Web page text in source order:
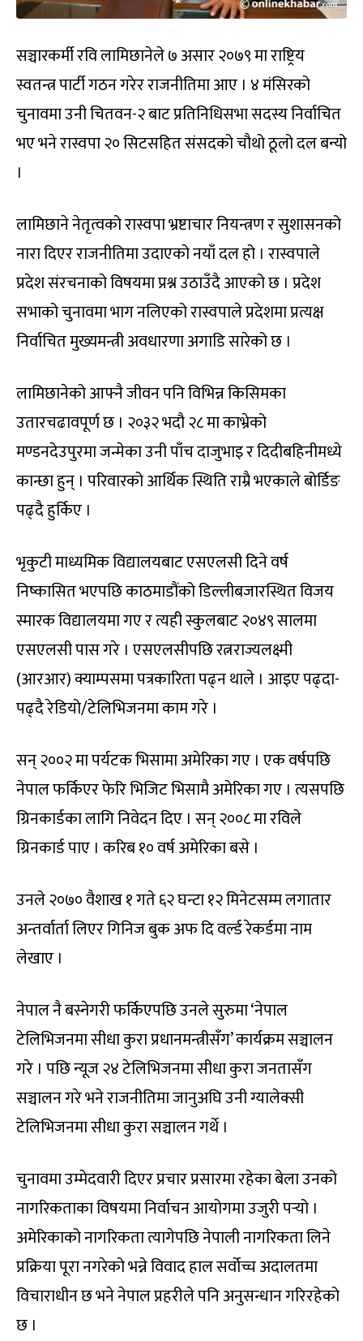
सञ्चारकर्मी रवि लामिछानेले ७ असार २०७९ मा राष्ट्रिय
स्वतन्त्र पार्टी गठन गरेर राजनीतिमा आए । ४ मंसिरको
चुनावमा उनी चितवन-२ बाट प्रतिनिधिसभा सदस्य निर्वाचित
भए भने रास्वपा २० सिटसहित संसदको चौथो ठूलो दल बन्यो
।
लामिछाने नेतृत्वको रास्वपा भ्रष्टाचार नियन्त्रण र सुशासनको
नारा दिएर राजनीतिमा उदाएको नयाँ दल हो । रास्वपाले
प्रदेश संरचनाको विषयमा प्रश्न उठाउँदै आएको छ । प्रदेश
सभाको चुनावमा भाग नलिएको रास्वपाले प्रदेशमा प्रत्यक्ष
निर्वाचित मुख्यमन्त्री अवधारणा अगाडि सारेको छ ।
लामिछानेको आफ्नै जीवन पनि विभिन्न किसिमका
उतारचढावपूर्ण छ । २०३२ भदौ २८ मा काभ्रेको
मण्डनदेउपुरमा जन्मेका उनी पाँच दाजुभाइ र दिदीबहिनीमध्ये
कान्छा हुन् । परिवारको आर्थिक स्थिति राम्रै भएकाले बोर्डिङ
पढ्दै हुर्किए ।
भृकुटी माध्यमिक विद्यालयबाट एसएलसी दिने वर्ष
निष्कासित भएपछि काठमाडौंको डिल्लीबजारस्थित विजय
स्मारक विद्यालयमा गए र त्यही स्कुलबाट २०४९ सालमा
एसएलसी पास गरे । एसएलसीपछि रत्नराज्यलक्ष्मी
(आरआर) क्याम्पसमा पत्रकारिता पढ्न थाले । आइए पढ्दा-
पढ्दै रेडियो/टेलिभिजनमा काम गरे ।
सन् २००२ मा पर्यटक भिसामा अमेरिका गए । एक वर्षपछि
नेपाल फर्किएर फेरि भिजिट भिसामै अमेरिका गए । त्यसपछि
ग्रिनकार्डका लागि निवेदन दिए । सन् २००८ मा रविले
ग्रिनकार्ड पाए । करिब १० वर्ष अमेरिका बसे ।
उनले २०७० वैशाख १ गते ६२ घन्टा १२ मिनेटसम्म लगातार
अन्तर्वार्ता लिएर गिनिज बुक अफ दि वर्ल्ड रेकर्डमा नाम
लेखाए ।
नेपाल नै बस्नेगरी फर्किएपछि उनले सुरुमा ‘नेपाल
टेलिभिजनमा सीधा कुरा प्रधानमन्त्रीसँग’ कार्यक्रम सञ्चालन
गरे । पछि न्यूज २४ टेलिभिजनमा सीधा कुरा जनतासँग
सञ्चालन गरे भने राजनीतिमा जानुअघि उनी ग्यालेक्सी
टेलिभिजनमा सीधा कुरा सञ्चालन गर्थे ।
चुनावमा उम्मेदवारी दिएर प्रचार प्रसारमा रहेका बेला उनको
नागरिकताका विषयमा निर्वाचन आयोगमा उजुरी पर्‍यो ।
अमेरिकाको नागरिकता त्यागेपछि नेपाली नागरिकता लिने
प्रक्रिया पूरा नगरेको भन्ने विवाद हाल सर्वोच्च अदालतमा
विचाराधीन छ भने नेपाल प्रहरीले पनि अनुसन्धान गरिरहेको
छ ।